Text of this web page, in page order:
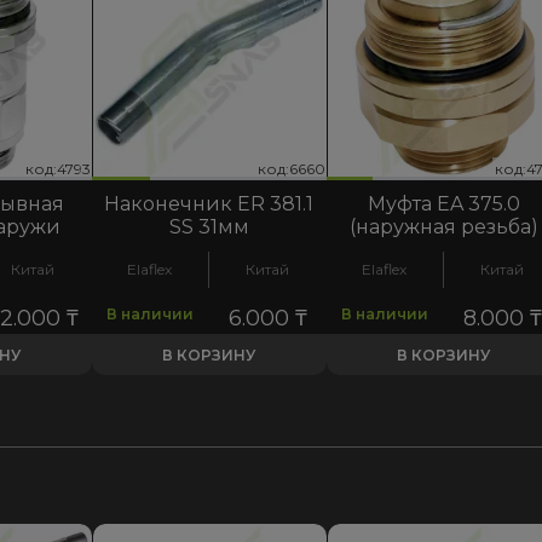
код:4793 код:4793
Китай
₸
код:6660 код:6660
Наконечник ER 381.1
SS 31мм
Elaflex Китай
В наличии 6.000 ₸
В КОРЗИНУ
код:4777 код:4777
Муфта EA 375.0
(наружная резьба)
Elaflex Китай
В наличии 8.000 ₸
В КОРЗИНУ